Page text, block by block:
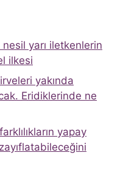
yarı iletkenlerin
ilkesi
yakında
Eridiklerinde ne
yapay